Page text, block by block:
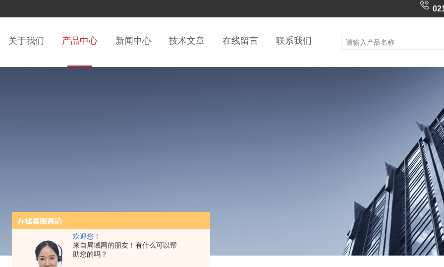
欢迎您！
来自局域网的朋友！有什么可以帮
助您的吗？
关于我们 产品中心 新闻中心 技术文章 在线留言 联系我们